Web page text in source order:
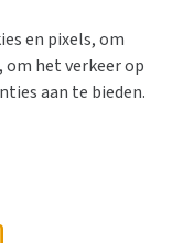
en pixels, om
het verkeer op
aan te bieden.